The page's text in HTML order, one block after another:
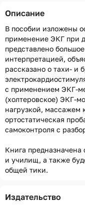
Описание
В пособии изложены
применение ЭКГ при
представлено
интерпретацией,
рассказано о тахи- и
с применением ЭКГ-
(холтеровское) ЭКГ-
нагрузкой, массажем
ортостатическая
самоконтроля с
Книга предназначена
и училищ, а также
общей тики.
Издательство